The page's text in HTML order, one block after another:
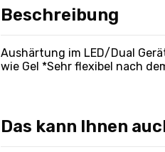
Beschreibung
Aushärtung im LED/Dual
wie Gel *Sehr flexibel nach
Das kann Ihnen